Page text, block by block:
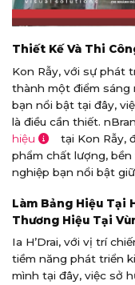
Thiết Kế Và Thi
Kon Rẫy, với sự phát
thành một điểm sáng
bạn nổi bật tại đây,
là điều cần thiết.
hiệu
tại Kon Rẫy,
phẩm chất lượng,
nghiệp bạn nổi bật
Làm Bảng Hiệu Tại
Thương Hiệu Tại
Ia H’Drai, với vị trí
tiềm năng phát triển
mình tại đây, việc sở